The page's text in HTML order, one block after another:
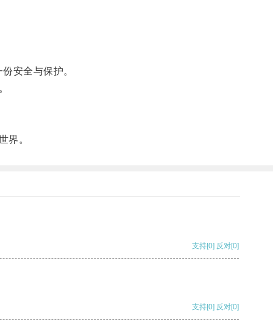
安全与保护。
界。
支持[0] 反对[0]
支持[0] 反对[0]